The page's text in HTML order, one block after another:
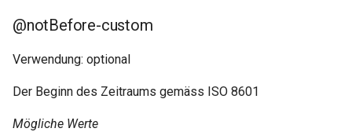
@notBefore-custom
Verwendung: optional
Der Beginn des Zeitraums gemäss ISO 8601
Mögliche Werte